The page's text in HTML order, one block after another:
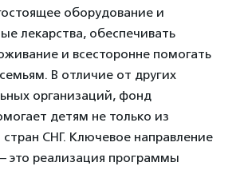
оборудование и
лекарства, обеспечивать
и всесторонне помогать
В отличие от других
организаций, фонд
детям не только из
СНГ. Ключевое направление
это реализация программы